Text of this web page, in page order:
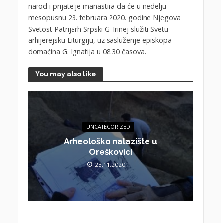
narod i prijatelje manastira da će u nedelju
mesopusnu 23. februara 2020. godine Njegova
Svetost Patrijarh Srpski G. Irinej služiti Svetu
arhijerejsku Liturgiju, uz sasluženje episkopa
domaćina G. Ignatija u 08.30 časova.
You may also like
UNCATEGORIZED
Arheološko nalazište u
Oreškovici
23.11.2020.